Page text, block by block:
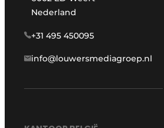
Nederland
+31 495 450095
info@louwersmediagroep.nl